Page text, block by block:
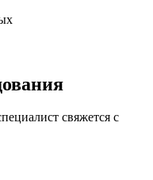
свяжется с